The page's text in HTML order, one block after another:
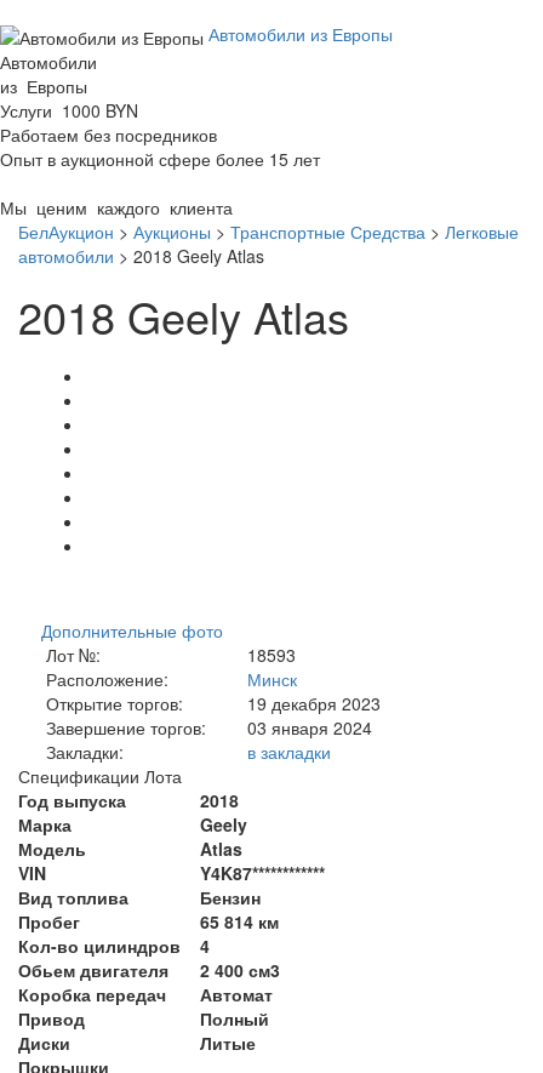
Автомобили из Европы
Автомобили
из Европы
Услуги 1000 BYN
Работаем без посредников
Опыт в аукционной сфере более 15 лет
Мы ценим каждого клиента
БелАукцион > Аукционы > Транспортные Средства > Легковые
автомобили > 2018 Geely Atlas
2018 Geely Atlas
Дополнительные фото
Лот №:
18593
Расположение:
Минск
Открытие торгов:
19 декабря 2023
Завершение торгов:
03 января 2024
Закладки:
в закладки
Спецификации Лота
Год выпуска
2018
Марка
Geely
Модель
Atlas
VIN
Y4K87************
Вид топлива
Бензин
Пробег
65 814 км
Кол-во цилиндров
4
Обьем двигателя
2 400 см3
Коробка передач
Автомат
Привод
Полный
Диски
Литые
Покрышки